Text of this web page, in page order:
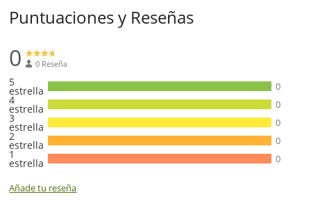
Puntuaciones y Reseñas
0 0 Reseña
5
estrella 0
4
estrella 0
3
estrella 0
2
estrella 0
1
estrella 0
Añade tu reseña